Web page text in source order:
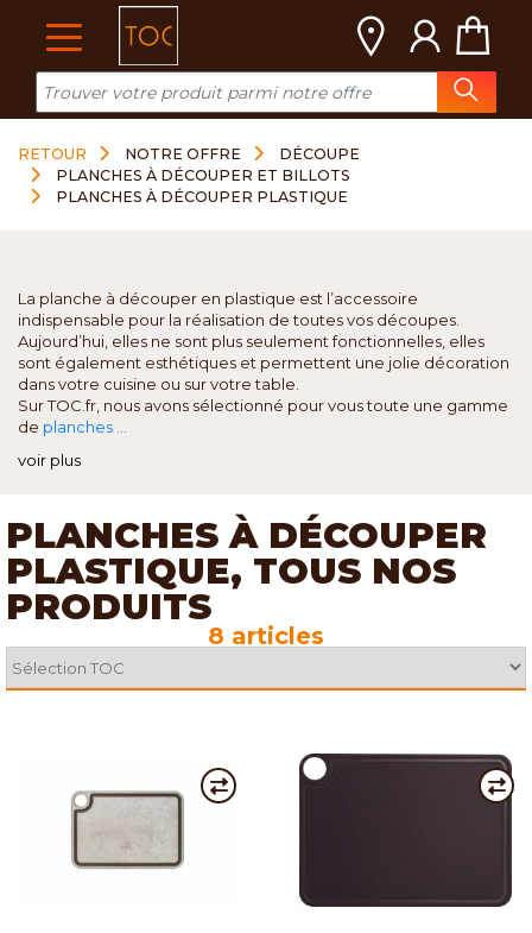
RETOUR NOTRE OFFRE
DÉCOUPE
PLANCHES À DÉCOUPER ET BILLOTS
PLANCHES À DÉCOUPER PLASTIQUE
La planche à découper en plastique est l’accessoire
indispensable pour la réalisation de toutes vos découpes.
Aujourd’hui, elles ne sont plus seulement fonctionnelles, elles
sont également esthétiques et permettent une jolie décoration
dans votre cuisine ou sur votre table.
Sur TOC.fr, nous avons sélectionné pour vous toute une gamme
de planches ...
voir plus
PLANCHES À DÉCOUPER
PLASTIQUE, TOUS NOS
PRODUITS
8 articles
Cookies management panel